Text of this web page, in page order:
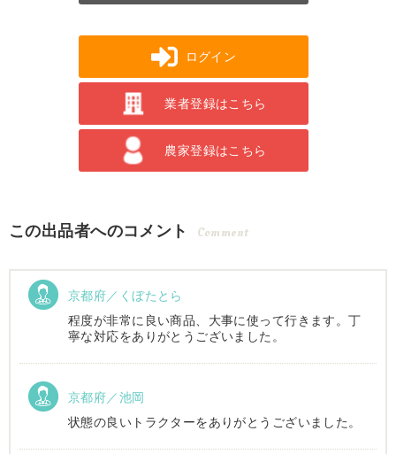
ログイン
業者登録はこちら
農家登録はこちら
この出品者へのコメント Comment
京都府／くぼたとら
程度が非常に良い商品、大事に使って行きます。丁
寧な対応をありがとうございました。
京都府／池岡
状態の良いトラクターをありがとうございました。